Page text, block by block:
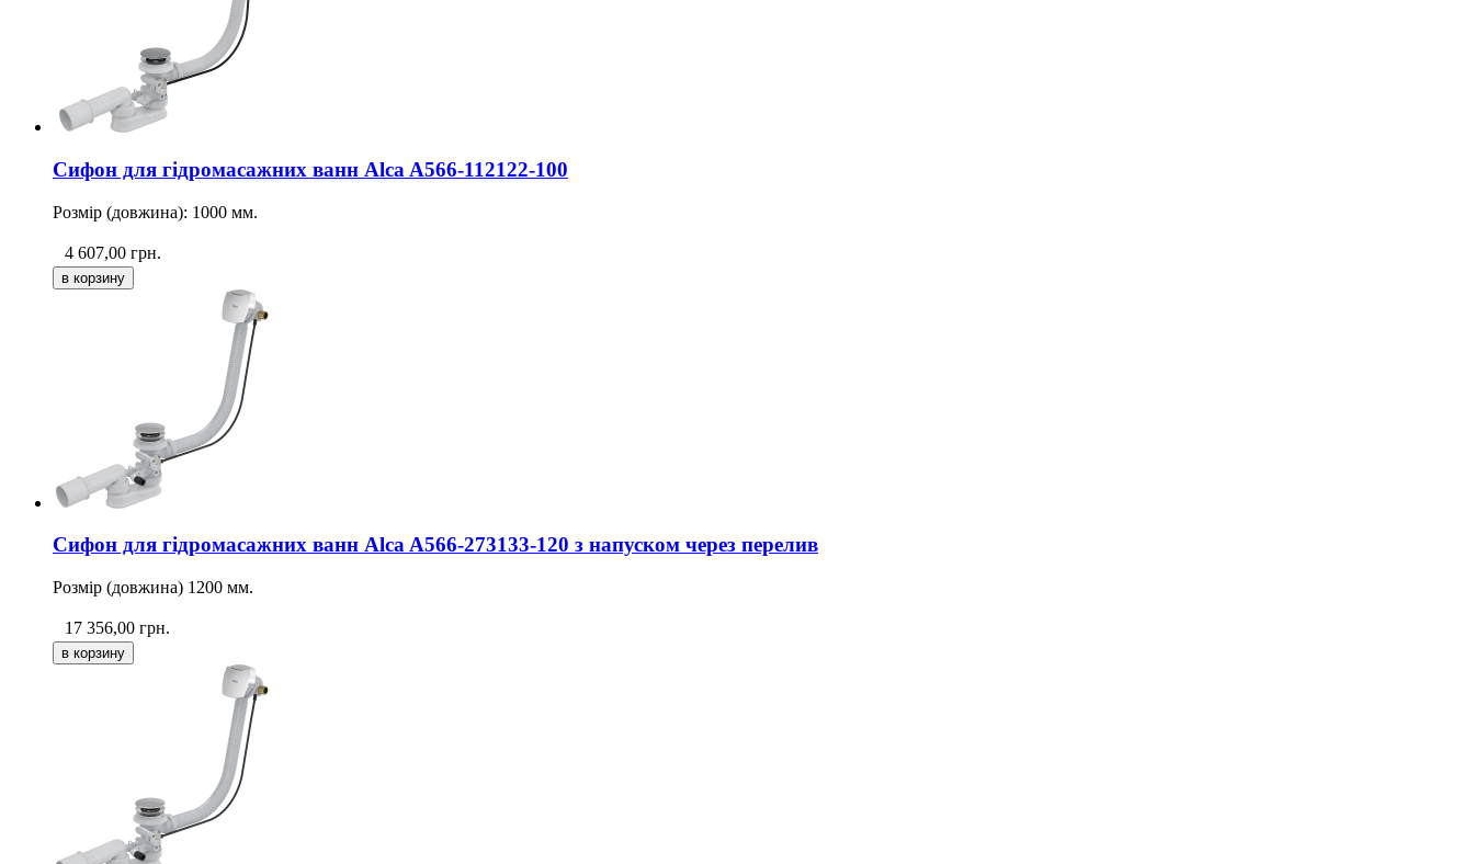
Сифон для гідромасажних ванн Alca A566-112122-100
Розмір (довжина): 1000 мм.
4 607,00 грн.
Сифон для гідромасажних ванн Alca A566-273133-120 з напуском через перелив
Розмір (довжина) 1200 мм.
17 356,00 грн.